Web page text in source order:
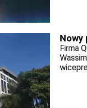
Nowy
Firma